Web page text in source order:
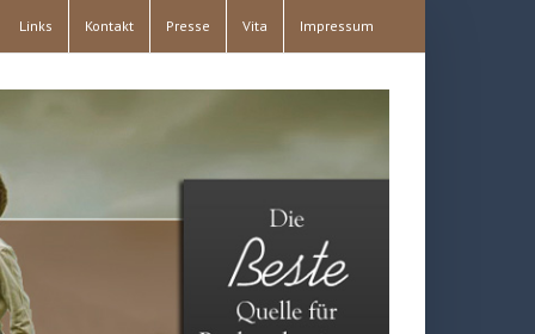
Links Kontakt Presse Vita Impressum